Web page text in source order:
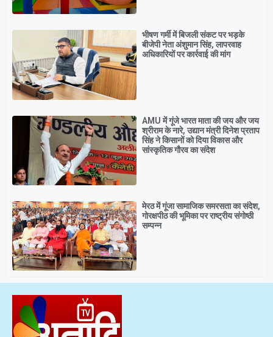
भीषण गर्मी में बिजली संकट पर भड़के
बीजेपी नेता अंशुमान सिंह, लापरवाह
अधिकारियों पर कार्रवाई की मांग
AMU में गूंजे भारत माता की जय और जय
श्रीराम के नारे, उद्यान मंत्री दिनेश प्रताप
सिंह ने किसानों को दिया विकास और
सांस्कृतिक गौरव का संदेश
मेरठ में गूंजा सामाजिक समरसता का संदेश,
गोरक्षपीठ की भूमिका पर राष्ट्रीय संगोष्ठी
सम्पन्न